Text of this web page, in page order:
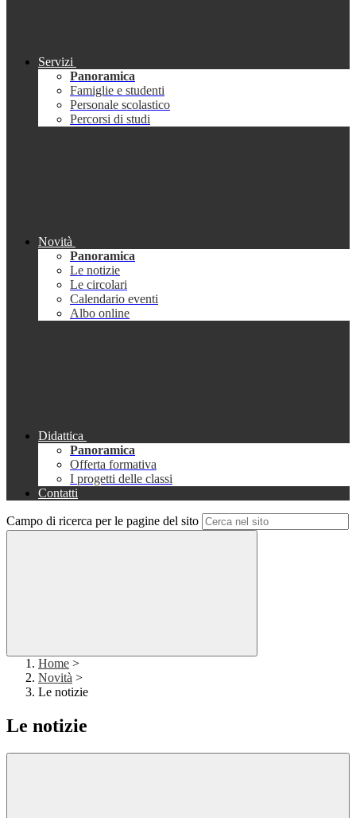
Servizi
Panoramica
Famiglie e studenti
Personale scolastico
Percorsi di studi
Novità
Panoramica
Le notizie
Le circolari
Calendario eventi
Albo online
Didattica
Panoramica
Offerta formativa
I progetti delle classi
Contatti
Campo di ricerca per le pagine del sito
Home >
Novità >
Le notizie
Le notizie